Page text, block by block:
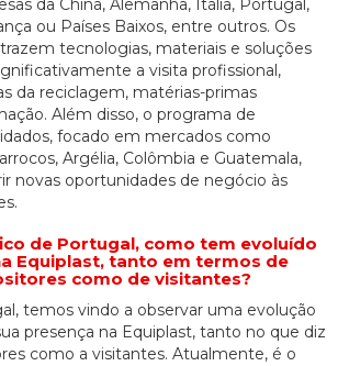
da China, Alemanha, Itália, Portugal,
ou Países Baixos, entre outros. Os
tecnologias, materiais e soluções
a visita profissional,
da reciclagem, matérias-primas
Além disso, o programa de
focado em mercados como
Argélia, Colômbia e Guatemala,
novas oportunidades de negócio às
de Portugal, como tem evoluído
Equiplast, tanto em termos de
como de visitantes?
temos vindo a observar uma evolução
presença na Equiplast, tanto no que diz
como a visitantes. Atualmente, é o